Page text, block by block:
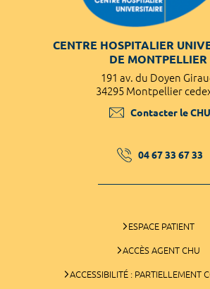
CENTRE HOSPITALIER
DE MONTPELLIER
191 av. du Doyen
34295 Montpellier
Contacter le CHU
04 67 33 67 33
ESPACE PATIENT
ACCÈS AGENT CHU
ACCESSIBILITÉ : PARTIELLEMENT